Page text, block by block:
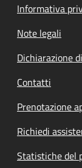
Informativa
Note legali
Dichiarazione
Contatti
Prenotazione
Richiedi
Statistiche del